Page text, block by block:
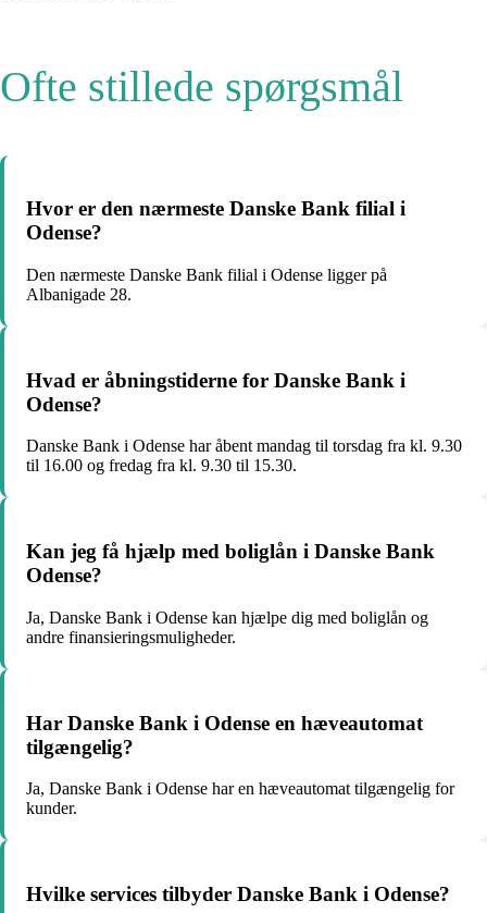
Ofte stillede spørgsmål
Hvor er den nærmeste Danske Bank filial i
Odense?
Den nærmeste Danske Bank filial i Odense ligger på
Albanigade 28.
Hvad er åbningstiderne for Danske Bank i
Odense?
Danske Bank i Odense har åbent mandag til torsdag fra kl. 9.30
til 16.00 og fredag fra kl. 9.30 til 15.30.
Kan jeg få hjælp med boliglån i Danske Bank
Odense?
Ja, Danske Bank i Odense kan hjælpe dig med boliglån og
andre finansieringsmuligheder.
Har Danske Bank i Odense en hæveautomat
tilgængelig?
Ja, Danske Bank i Odense har en hæveautomat tilgængelig for
kunder.
Hvilke services tilbyder Danske Bank i Odense?